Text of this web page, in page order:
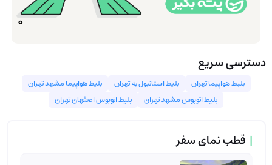
دسترسی سریع
بلیط هواپیما تهران بلیط استانبول به تهران
بليط هواپيما مشهد تهران
بلیط اتوبوس مشهد تهران
بلیط اتوبوس اصفهان تهران
| قطب نمای سفر